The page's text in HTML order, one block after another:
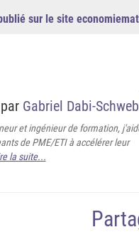
sur le site
Gabriel Dabi-
et ingénieur de formation,
de PME/ETI à accélérer leur
la suite...